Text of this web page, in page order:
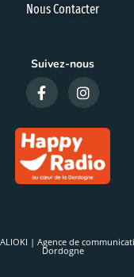
Nous Contacter
Suivez-nous
| Agence de
Dordogne